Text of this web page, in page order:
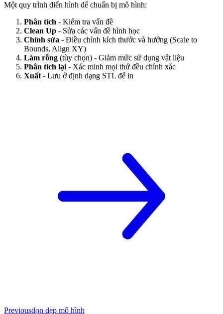
Một quy trình điển hình để chuẩn bị mô hình:
Phân tích - Kiểm tra vấn đề
Clean Up - Sửa các vấn đề hình học
Chỉnh sửa - Điều chỉnh kích thước và hướng (Scale to
Bounds, Align XY)
Làm rỗng (tùy chọn) - Giảm mức sử dụng vật liệu
Phân tích lại - Xác minh mọi thứ đều chính xác
Xuất - Lưu ở định dạng STL để in
Previousdọn dẹp mô hình